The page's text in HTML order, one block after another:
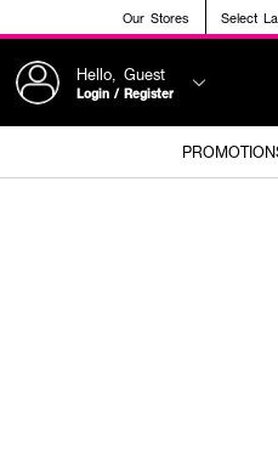
Our Stores Select
Hello, Guest
Login / Register